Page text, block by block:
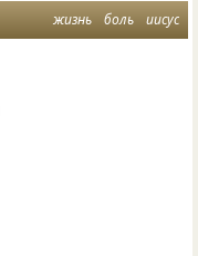
жизнь боль иисус